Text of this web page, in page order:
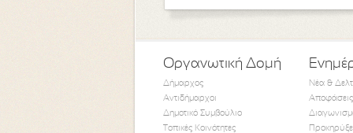
Οργανωτική Δομή
Δήμαρχος
Αντιδήμαρχοι
Δημοτικό Συμβούλιο
Τοπικές Κοινότητες
Νέα &